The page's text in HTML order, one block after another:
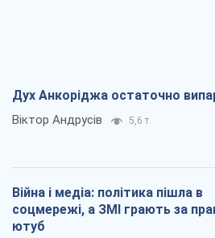
Дух Анкоріджа остаточно
Віктор Андрусів 5,6 т.
Війна і медіа: політика пішла в
соцмережі, а ЗМІ грають за
ютуб